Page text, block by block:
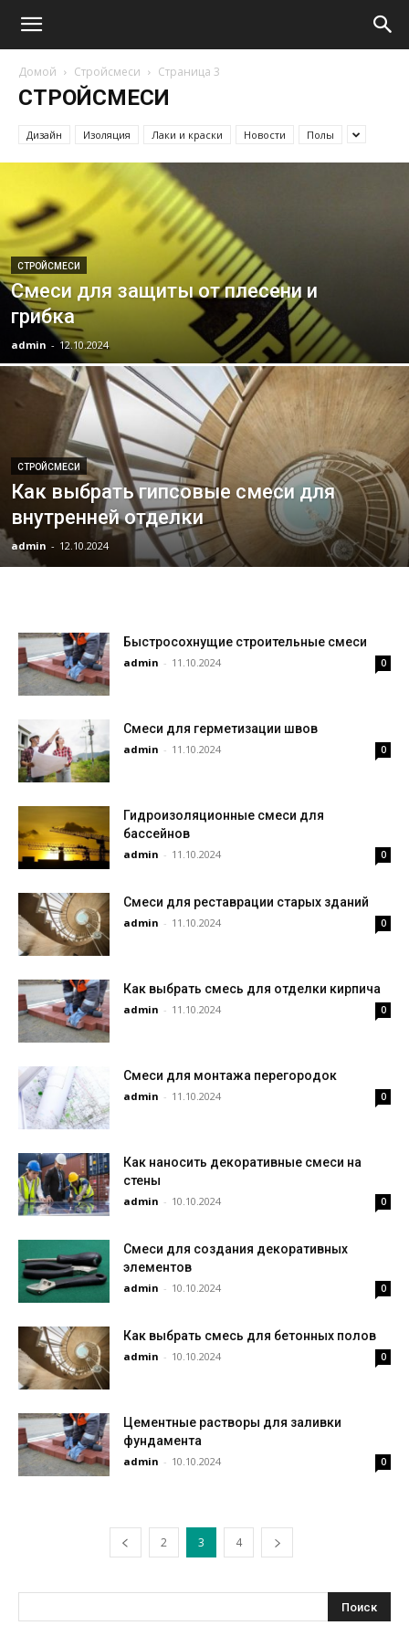
Домой Стройсмеси Страница 3
СТРОЙСМЕСИ
Дизайн Изоляция Лаки и краски Новости Полы
СТРОЙСМЕСИ
Смеси для защиты от плесени и
грибка
admin - 12.10.2024
СТРОЙСМЕСИ
Как выбрать гипсовые смеси для
внутренней отделки
admin - 12.10.2024
Быстросохнущие строительные смеси
admin - 11.10.2024 0
Смеси для герметизации швов
admin - 11.10.2024 0
Гидроизоляционные смеси для
бассейнов
admin - 11.10.2024 0
Смеси для реставрации старых зданий
admin - 11.10.2024 0
Как выбрать смесь для отделки кирпича
admin - 11.10.2024 0
Смеси для монтажа перегородок
admin - 11.10.2024 0
Как наносить декоративные смеси на
стены
admin - 10.10.2024 0
Смеси для создания декоративных
элементов
admin - 10.10.2024 0
Как выбрать смесь для бетонных полов
admin - 10.10.2024 0
Цементные растворы для заливки
фундамента
admin - 10.10.2024 0
2 3 4